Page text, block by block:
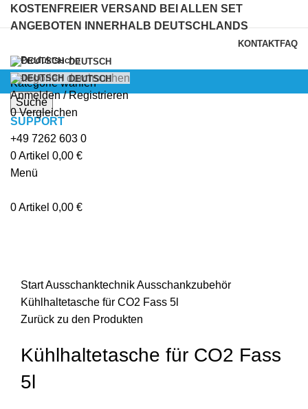
KOSTENFREIER VERSAND BEI ALLEN SET
ANGEBOTEN INNERHALB DEUTSCHLANDS
KONTAKTFAQ
DEUTSCH
DEUTSCH
Kategorie wählen
Suche
SUPPORT
+49 7262 603 0
0Artikel 0,00 €
Menü
0Artikel 0,00 €
Kategorien durchsuchen
Anmelden / Registrieren
0 Vergleichen
StartAusschanktechnikAusschankzubehör
Kühlhaltetasche für CO2 Fass 5l
Zurück zu den Produkten
Kühlhaltetasche für CO2 Fass
5l